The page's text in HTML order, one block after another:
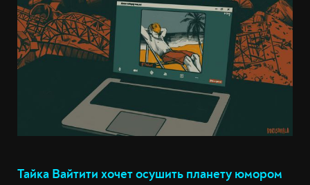
Тайка Вайтити хочет осушить планету юмором